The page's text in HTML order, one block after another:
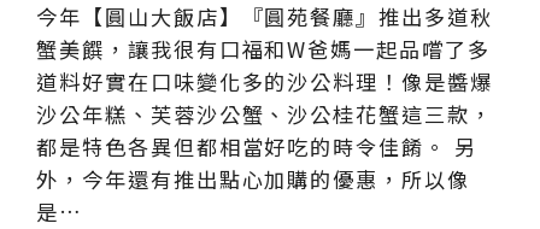
今年【圓山大飯店】『圓苑餐廳』推出多道秋
蟹美饌，讓我很有口福和W爸媽一起品嚐了多
道料好實在口味變化多的沙公料理！像是醬爆
沙公年糕、芙蓉沙公蟹、沙公桂花蟹這三款，
都是特色各異但都相當好吃的時令佳餚。 另
外，今年還有推出點心加購的優惠，所以像
是…